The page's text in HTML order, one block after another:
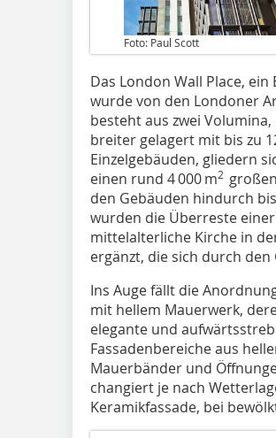
Foto: Paul Scott
Das London Wall Place,
wurde von den Londoner
besteht aus zwei
breiter gelagert mit bis zu
Einzelgebäuden, gliedern
einen rund 4 000 m2
den Gebäuden hindurch
wurden die Überreste
mittelalterliche Kirche in
ergänzt, die sich durch
Ins Auge fällt die
mit hellem Mauerwerk,
elegante und
Fassadenbereiche aus
Mauerbänder und
changiert je nach
Keramikfassade, bei